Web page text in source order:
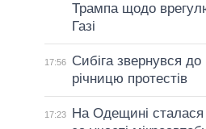
Трампа щодо
Газі
17:56
Сибіга звернувся до
річницю протестів
17:23
На Одещині